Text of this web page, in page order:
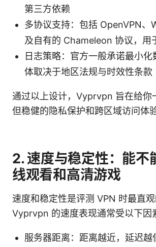
第三方依赖
多协议支持：包括 OpenVPN、
及自有的 Chameleon 协议，用
日志策略：官方一般承诺最小化
体取决于地区法规与时效性条款
通过以上设计，Vyprvpn 旨在给你
但稳健的隐私保护和跨区域访问体验
2. 速度与稳定性：能不
线观看和高清游戏
速度和稳定性是评测 VPN 时最直观
Vyprvpn 的速度表现通常受以下因
服务器距离：距离越近，延迟越